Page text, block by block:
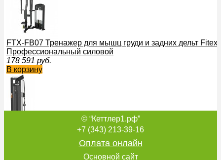
FTX-FB07 Тренажер для мышц груди и задних дельт Fitex
Профессиональный силовой
178 591 руб.
В корзину
FTX-C4F32D Блочная стойка регулируемая Fitex Pro
© “Кеттлер1.рф”
+7 (343) 213-39-16
Оплата онлайн
Основной сайт